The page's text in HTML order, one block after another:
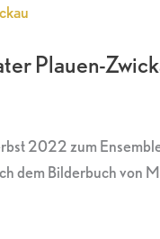
Plauen-
2022 zum
dem Bilderbuch